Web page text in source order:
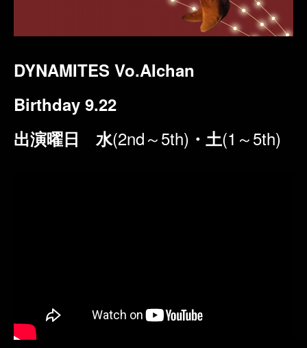
DYNAMITES Vo.AIchan
Birthday 9.22
出演曜日 水(2nd～5th) ・土(1～5th)